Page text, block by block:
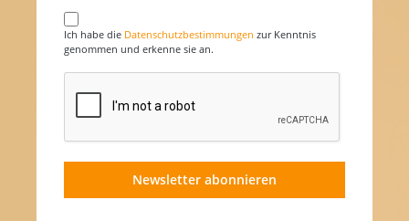
Ich habe die Datenschutzbestimmungen zur Kenntnis
genommen und erkenne sie an.
Newsletter abonnieren